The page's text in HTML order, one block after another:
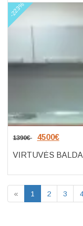
-223%
1390€ 4500€
VIRTUVĖS BALDAI
« 1 2 3 4